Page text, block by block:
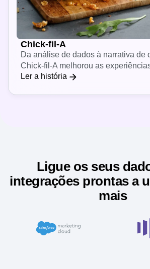
Chick-fil-A
Da análise de dados à narrativa de
Chick-fil-A melhorou as
Ler a história
Ligue os seus
integrações prontas a
mais